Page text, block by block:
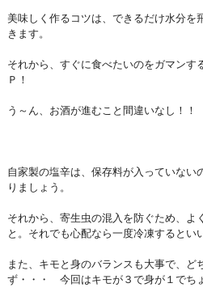
美味しく作るコツは、できるだけ水分
きます。
それから、すぐに食べたいのをガマン
Ｐ！
う～ん、お酒が進むこと間違いなし！！
自家製の塩辛は、保存料が入っていない
りましょう。
それから、寄生虫の混入を防ぐため、よ
と。それでも心配なら一度冷凍するとい
また、キモと身のバランスも大事で、ど
ず・・・ 今回はキモが３で身が１でち